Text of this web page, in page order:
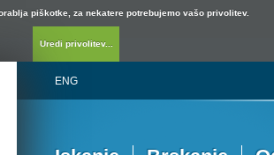
piškotke, za nekatere potrebujemo vašo privolitev.
Uredi privolitev...
ENG